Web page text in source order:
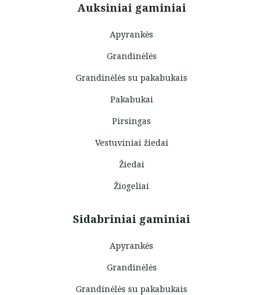
Auksiniai gaminiai
Apyrankės
Grandinėlės
Grandinėlės su pakabukais
Pakabukai
Pirsingas
Vestuviniai žiedai
Žiedai
Žiogeliai
Sidabriniai gaminiai
Apyrankės
Grandinėlės
Grandinėlės su pakabukais